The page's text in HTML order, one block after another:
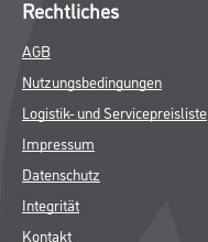
Rechtliches
AGB
Nutzungsbedingungen
Logistik- und Servicepreisliste
Impressum
Datenschutz
Integrität
Kontakt